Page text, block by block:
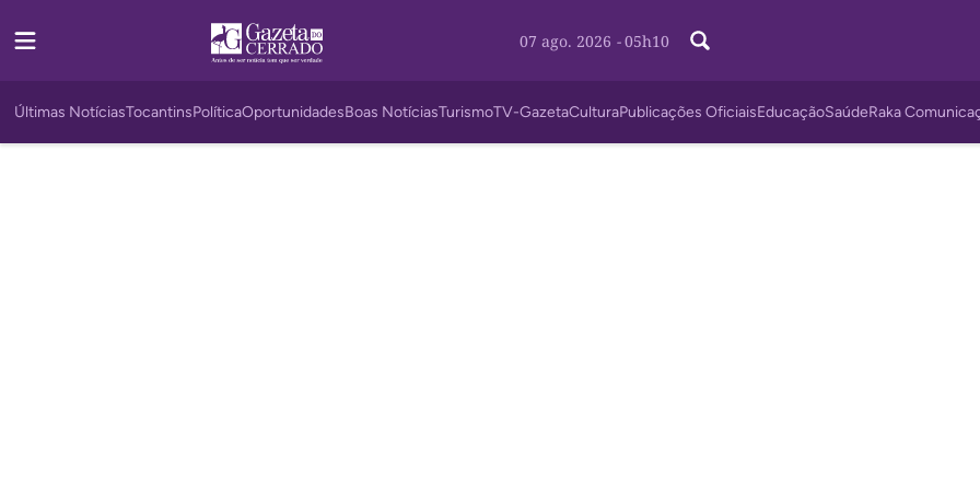
07 ago. 2026 - 05h10
Últimas NotíciasTocantinsPolíticaOportunidadesBoas NotíciasTurismoTV-GazetaCulturaPublicações OficiaisEducaçãoSaúdeRaka